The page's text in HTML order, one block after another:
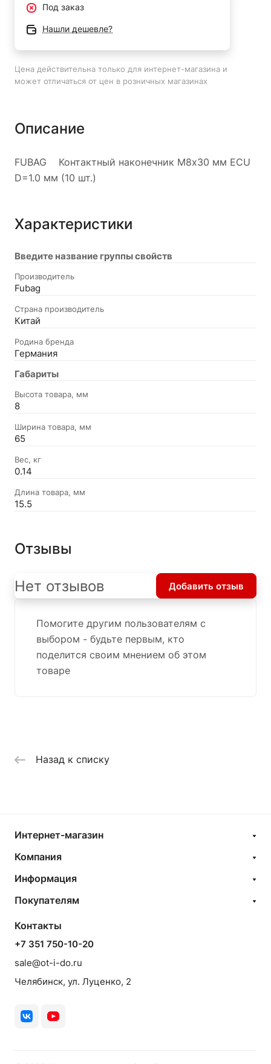
Под заказ
Нашли дешевле?
Цена действительна только для интернет-магазина и
может отличаться от цен в розничных магазинах
Описание
FUBAG Контактный наконечник M8х30 мм ECU
D=1.0 мм (10 шт.)
Характеристики
Введите название группы свойств
Производитель
Fubag
Страна производитель
Китай
Родина бренда
Германия
Габариты
Высота товара, мм
8
Ширина товара, мм
65
Вес, кг
0.14
Длина товара, мм
15.5
Отзывы
Помогите другим пользователям с
выбором - будьте первым, кто
поделится своим мнением об этом
товаре
Нет отзывов Добавить отзыв
Назад к списку
Интернет-магазин
Компания
Информация
Покупателям
Контакты
+7 351 750-10-20
sale@ot-i-do.ru
Челябинск, ул. Луценко, 2